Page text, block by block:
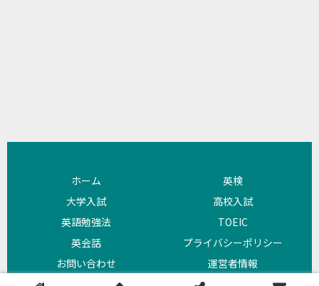
ホーム
英検
大学入試
高校入試
英語勉強法
TOEIC
英会話
プライバシーポリシー
お問い合わせ
運営者情報